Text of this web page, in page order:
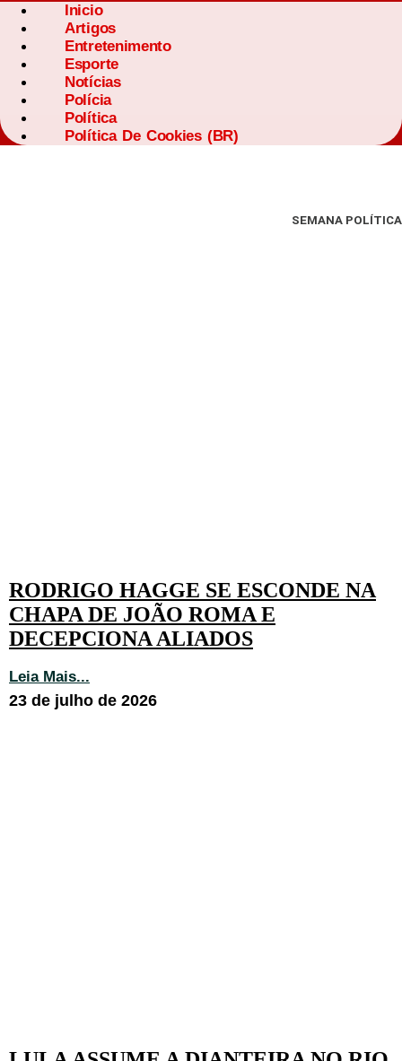
Inicio
Artigos
Entretenimento
Esporte
Notícias
Polícia
Política
Política De Cookies (BR)
SEMANA POLÍTICA
RODRIGO HAGGE SE ESCONDE NA
CHAPA DE JOÃO ROMA E
DECEPCIONA ALIADOS
Leia Mais...
23 de julho de 2026